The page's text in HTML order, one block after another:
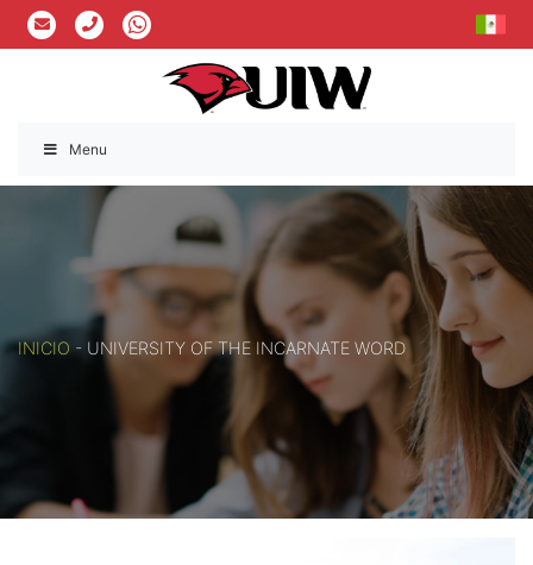
Menu
INICIO - UNIVERSITY OF THE INCARNATE WORD